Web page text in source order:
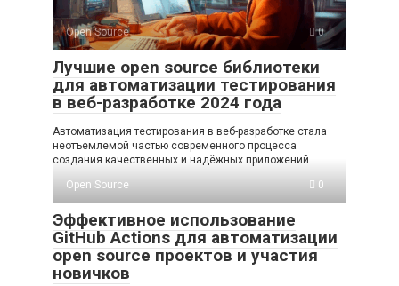
Open Source 0
Лучшие open source библиотеки
для автоматизации тестирования
в веб-разработке 2024 года
Автоматизация тестирования в веб-разработке стала
неотъемлемой частью современного процесса
создания качественных и надёжных приложений.
Open Source
0
Эффективное использование
GitHub Actions для автоматизации
open source проектов и участия
новичков